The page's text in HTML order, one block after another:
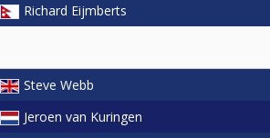
Richard Eijmberts
Steve Webb
Jeroen van Kuringen